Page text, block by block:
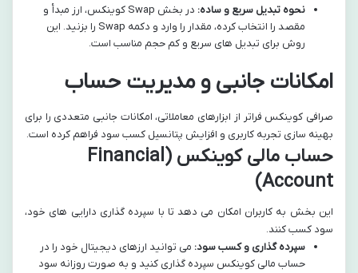
نحوه تبدیل سریع و ساده:
در بخش Swap کوینکس، ارز مبدأ و
مقصد را انتخاب کرده، مقدار را وارد و دکمه Swap را بزنید. این
روش برای تبدیل های سریع و کم حجم مناسب است.
امکانات جانبی و مدیریت حساب
صرافی کوینکس فراتر از ابزارهای معاملاتی، امکانات جانبی متعددی را برای
بهینه سازی تجربه کاربری و افزایش پتانسیل کسب سود فراهم کرده است.
حساب مالی کوینکس (Financial
Account)
این بخش به کاربران امکان می دهد تا با سپرده گذاری دارایی های خود،
سود کسب کنند.
سپرده گذاری و کسب سود: می توانید ارزهای دیجیتال خود را در
حساب مالی کوینکس سپرده گذاری کنید و به صورت روزانه سود